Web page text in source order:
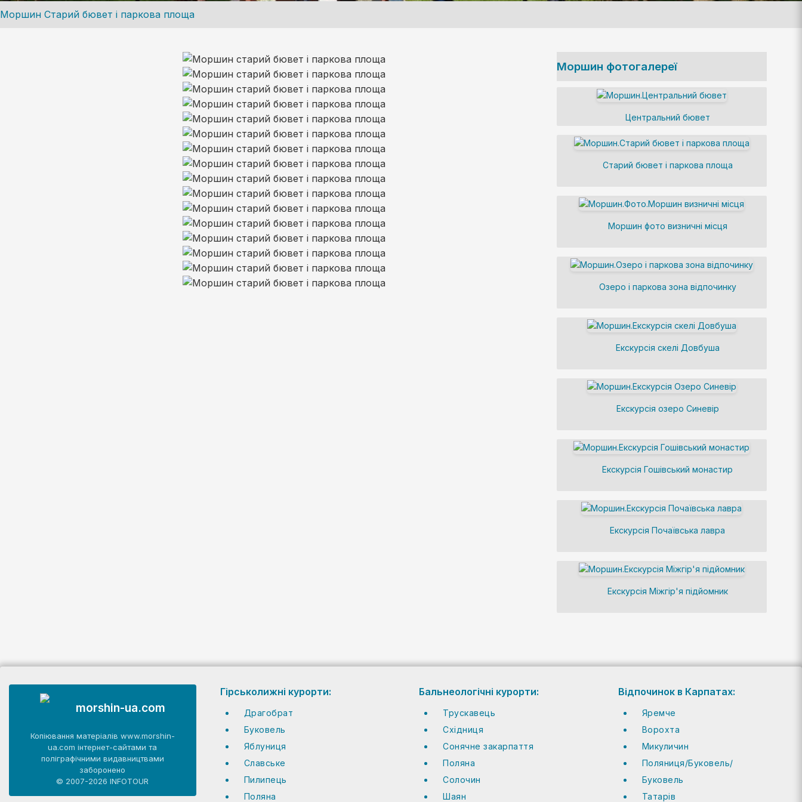
Моршин Старий бювет і паркова площа
Моршин фотогалереї
Центральний бювет
Старий бювет і паркова площа
Моршин фото визничні місця
Озеро і паркова зона відпочинку
Екскурсія скелі Довбуша
Екскурсія озеро Синевір
Екскурсія Гошівський монастир
Екскурсія Почаївська лавра
Екскурсія Міжгір'я підйомник
morshin-ua.com
Копіювання матеріалів www.morshin-
ua.com інтернет-сайтами та
поліграфічними видавництвами
заборонено
© 2007-2026 INFOTOUR
Гірськолижні курорти:
Драгобрат
Буковель
Яблуниця
Славське
Пилипець
Поляна
Бальнеологічні курорти:
Трускавець
Східниця
Сонячне закарпаття
Поляна
Солочин
Шаян
Відпочинок в Карпатах:
Яремче
Ворохта
Микуличин
Поляниця/Буковель/
Буковель
Татарів